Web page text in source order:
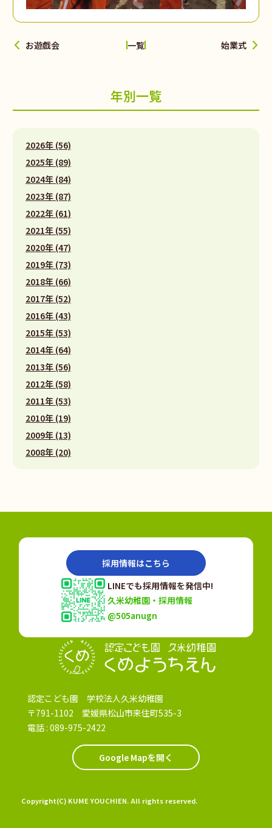
お遊戯会 一覧 始業式
年別一覧
2026年 (56)
2025年 (89)
2024年 (84)
2023年 (87)
2022年 (61)
2021年 (55)
2020年 (47)
2019年 (73)
2018年 (66)
2017年 (52)
2016年 (43)
2015年 (53)
2014年 (64)
2013年 (56)
2012年 (58)
2011年 (53)
2010年 (19)
2009年 (13)
2008年 (20)
認定こども園 学校法人久米幼稚園
〒791-1102 愛媛県松山市来住町535-3
電話 : 089-975-2422
Google Mapを開く
採用情報はこちら
LINEでも採用情報を発信中!
久米幼稚園・採用情報
@505anugn
Copyright(C) KUME YOUCHIEN. All rights reserved.